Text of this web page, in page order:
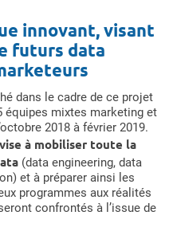
innovant, visant
futurs data
dans le cadre de ce projet
équipes mixtes marketing et
2018 à février 2019.
à mobiliser toute la
(data engineering, data
et à préparer ainsi les
programmes aux réalités
confrontés à l’issue de